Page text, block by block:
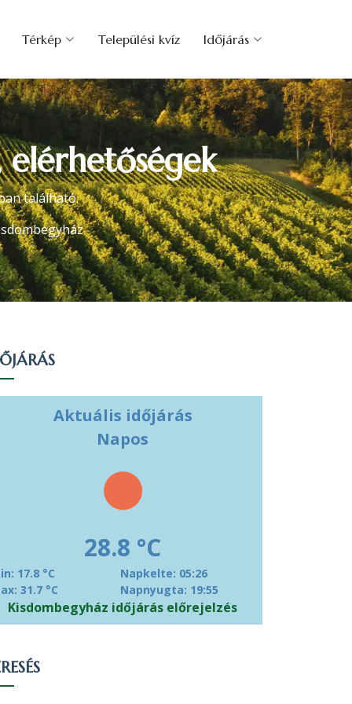
Térkép Települési kvíz Időjárás
található.
Aktuális időjárás
Napos
28.8 °C
17.8 °C
31.7 °C
Napkelte: 05:26
Napnyugta: 19:55
Kisdombegyház időjárás előrejelzés